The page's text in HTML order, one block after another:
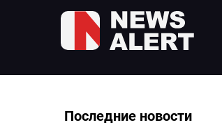
Последние новости